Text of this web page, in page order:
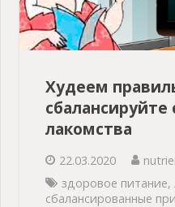
Худеем
лакомства
22.03.2020
здоровое питание,
сбалансированные